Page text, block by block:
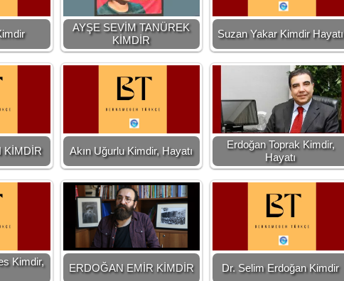
AYŞE SEVİM TANÜREK
KİMDİR
Suzan Yakar Kimdir Hayatı
KİMDİR Akın Uğurlu Kimdir, Hayatı
Erdoğan Toprak Kimdir,
Hayatı
Kimdir,
ERDOĞAN EMİR KİMDİR Dr. Selim Erdoğan Kimdir